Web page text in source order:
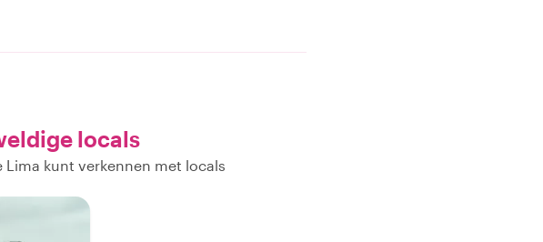
locals
kunt verkennen met locals